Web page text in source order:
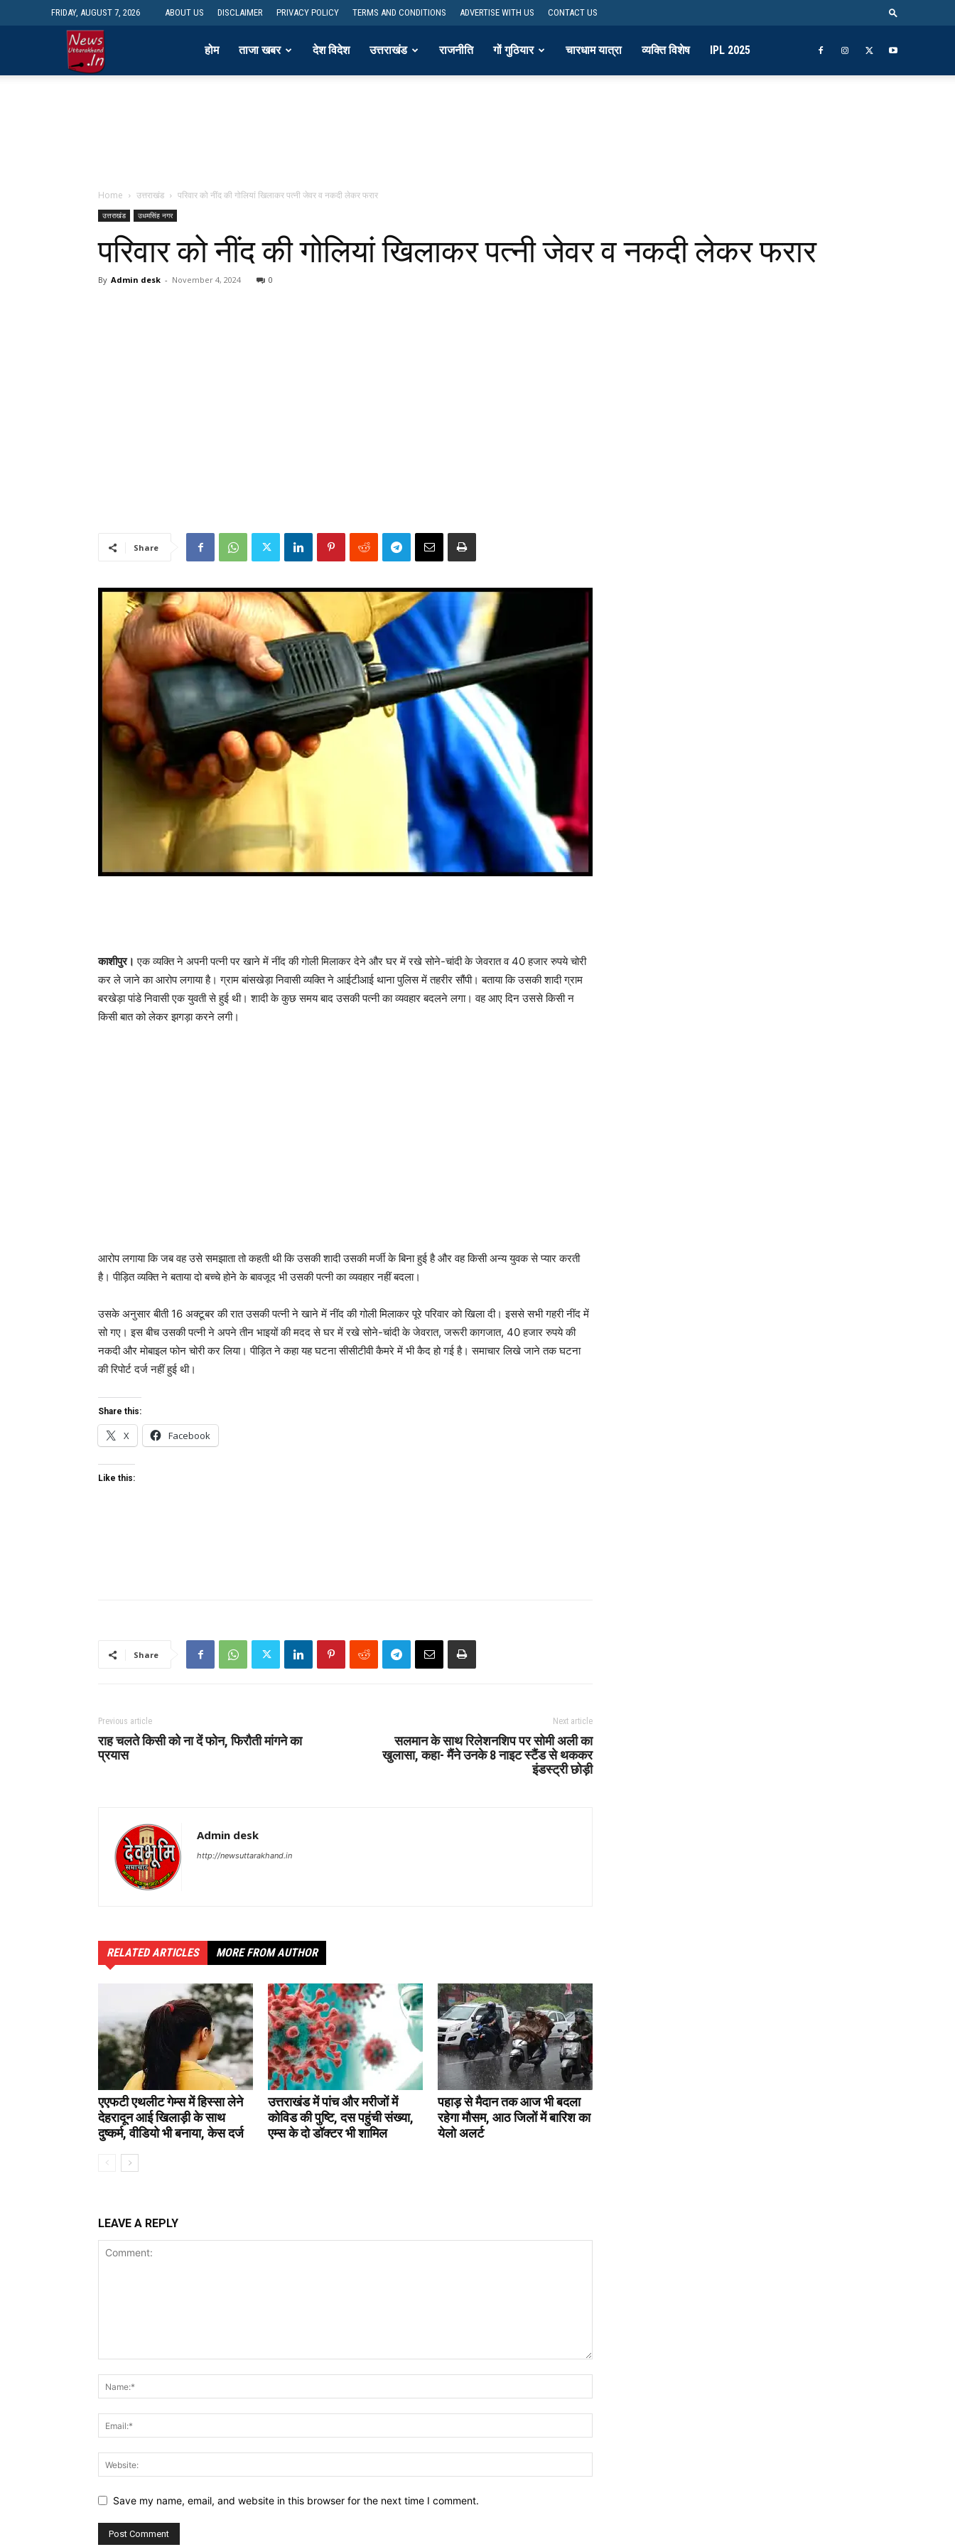
FRIDAY, AUGUST 7, 2026 ABOUT US DISCLAIMER PRIVACY POLICY TERMS AND CONDITIONS ADVERTISE WITH US CONTACT US
होम ताजा खबर देश विदेश उत्तराखंड राजनीति गों गुठियार चारधाम यात्रा व्यक्ति विशेष IPL 2025
Home उत्तराखंड परिवार को नींद की गोलियां खिलाकर पत्नी जेवर व नकदी लेकर फरार
उत्तराखंड उधमसिंह नगर
परिवार को नींद की गोलियां खिलाकर पत्नी जेवर व नकदी लेकर फरार
By Admin desk - November 4, 2024 0
Share
काशीपुर। एक व्यक्ति ने अपनी पत्नी पर खाने में नींद की गोली मिलाकर देने और घर में रखे सोने-चांदी के जेवरात व 40 हजार रुपये चोरी
कर ले जाने का आरोप लगाया है। ग्राम बांसखेड़ा निवासी व्यक्ति ने आईटीआई थाना पुलिस में तहरीर सौंपी। बताया कि उसकी शादी ग्राम
बरखेड़ा पांडे निवासी एक युवती से हुई थी। शादी के कुछ समय बाद उसकी पत्नी का व्यवहार बदलने लगा। वह आए दिन उससे किसी न
किसी बात को लेकर झगड़ा करने लगी।
आरोप लगाया कि जब वह उसे समझाता तो कहती थी कि उसकी शादी उसकी मर्जी के बिना हुई है और वह किसी अन्य युवक से प्यार करती
है। पीड़ित व्यक्ति ने बताया दो बच्चे होने के बावजूद भी उसकी पत्नी का व्यवहार नहीं बदला।
उसके अनुसार बीती 16 अक्टूबर की रात उसकी पत्नी ने खाने में नींद की गोली मिलाकर पूरे परिवार को खिला दी। इससे सभी गहरी नींद में
सो गए। इस बीच उसकी पत्नी ने अपने तीन भाइयों की मदद से घर में रखे सोने-चांदी के जेवरात, जरूरी कागजात, 40 हजार रुपये की
नकदी और मोबाइल फोन चोरी कर लिया। पीड़ित ने कहा यह घटना सीसीटीवी कैमरे में भी कैद हो गई है। समाचार लिखे जाने तक घटना
की रिपोर्ट दर्ज नहीं हुई थी।
Share this:
X Facebook
Like this:
Share
Previous article
राह चलते किसी को ना दें फोन, फिरौती मांगने का
प्रयास
Next article
सलमान के साथ रिलेशनशिप पर सोमी अली का
खुलासा, कहा- मैंने उनके 8 नाइट स्टैंड से थककर
इंडस्ट्री छोड़ी
Admin desk
http://newsuttarakhand.in
RELATED ARTICLES MORE FROM AUTHOR
एएफटी एथलीट गेम्स में हिस्सा लेने
देहरादून आई खिलाड़ी के साथ
दुष्कर्म, वीडियो भी बनाया, केस दर्ज
उत्तराखंड में पांच और मरीजों में
कोविड की पुष्टि, दस पहुंची संख्या,
एम्स के दो डॉक्टर भी शामिल
पहाड़ से मैदान तक आज भी बदला
रहेगा मौसम, आठ जिलों में बारिश का
येलो अलर्ट
LEAVE A REPLY
Save my name, email, and website in this browser for the next time I comment.